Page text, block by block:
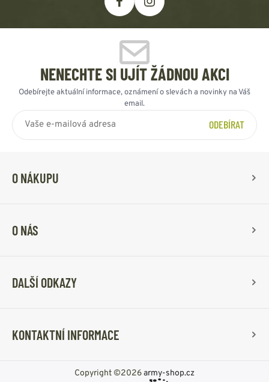
NENECHTE SI UJÍT ŽÁDNOU AKCI
Odebírejte aktuální informace, oznámení o slevách a novinky na Váš
email.
ODEBÍRAT
O NÁKUPU
O NÁS
DALŠÍ ODKAZY
KONTAKTNÍ INFORMACE
Copyright ©2026army-shop.cz